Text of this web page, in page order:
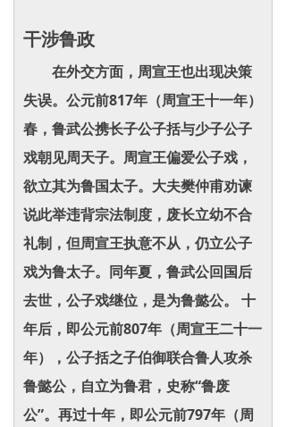
干涉鲁政
在外交方面，周宣王也出现决策
失误。公元前817年（周宣王十一年）
春，鲁武公携长子公子括与少子公子
戏朝见周天子。周宣王偏爱公子戏，
欲立其为鲁国太子。大夫樊仲甫劝谏
说此举违背宗法制度，废长立幼不合
礼制，但周宣王执意不从，仍立公子
戏为鲁太子。同年夏，鲁武公回国后
去世，公子戏继位，是为鲁懿公。 十
年后，即公元前807年（周宣王二十一
年），公子括之子伯御联合鲁人攻杀
鲁懿公，自立为鲁君，史称“鲁废
公”。再过十年，即公元前797年（周